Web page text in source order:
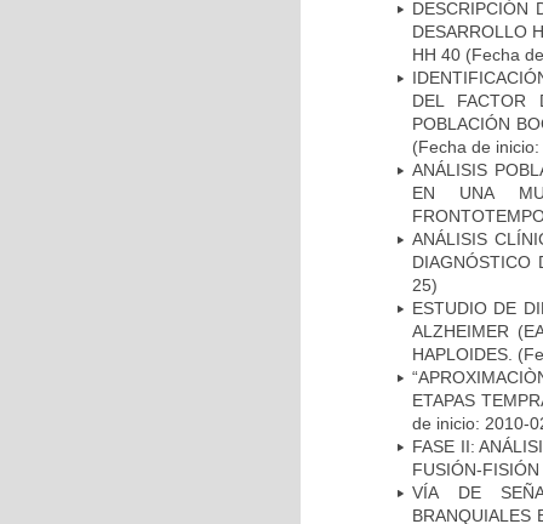
DESCRIPCIÓN
DESARROLLO
HH 40 (Fecha
DEL FACTOR
POBLACIÓN
(Fecha de
ANÁLISIS
EN UNA
ANÁLISIS
DIAGNÓSTICO
25)
ESTUDIO DE
ALZHEIMER
HAPLOIDES.
ETAPAS
de inicio: 2010-
FASE II:
FUSIÓN-
VÍA DE
BRANQUIALES